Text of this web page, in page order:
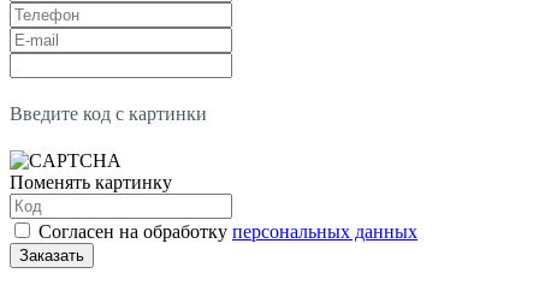
Введите код с картинки
Поменять картинку
Согласен на обработку персональных данных
Заказать